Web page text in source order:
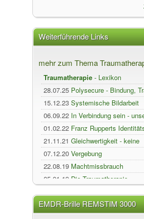
Weiterführende Links
mehr zum Thema
Traumatherapie - Lexikon
28.07.25 Polysecure - Bindung,
konsens...
15.12.23 Systemische Bildarbeit
06.09.22 In Verbindung sein -
natürlicher ...
01.02.22 Franz Rupperts
Ps...
21.11.21 Gleichwertigkeit - keine
Geschlechterfra...
07.12.20 Vergebung
22.08.19 Machtmissbrauch
05.01.19 Die Traumatherapie
26.06.17Scham, Beschämung
11.01.17Traumasensitives Yoga
EMDR-Brille REMSTIM 3000